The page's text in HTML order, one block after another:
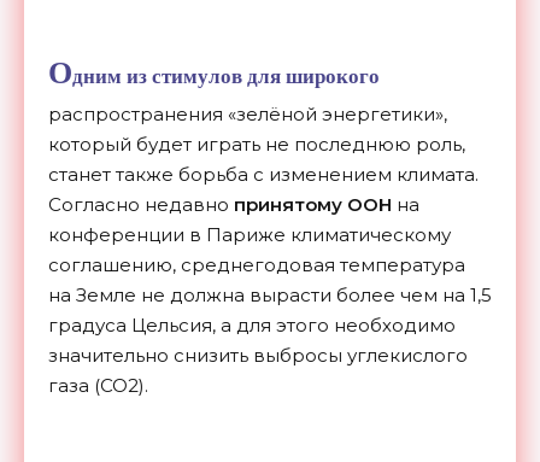
Одним из стимулов для широкого
распространения «зелёной энергетики»,
который будет играть не последнюю роль,
станет также борьба с изменением климата.
Согласно недавно принятому ООН на
конференции в Париже климатическому
соглашению, среднегодовая температура
на Земле не должна вырасти более чем на 1,5
градуса Цельсия, а для этого необходимо
значительно снизить выбросы углекислого
газа (CO2).